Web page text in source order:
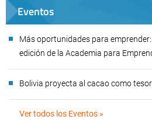
Eventos
Más oportunidades para
edición de la Academia para
Bolivia proyecta al cacao como
Ver todos los Eventos »